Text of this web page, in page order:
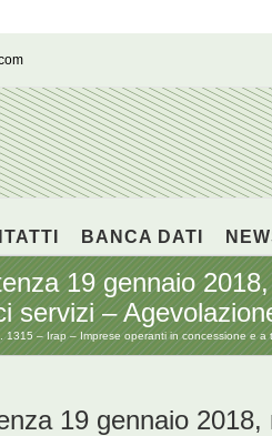
BANCA DATI
19 gennaio
servizi –
– Irap – Imprese operanti in concessione e
19 gennaio 2018,